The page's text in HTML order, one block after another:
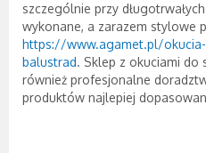
szczególnie przy
wykonane, a zarazem stylowe
https://www.agamet.pl/
balustrad. Sklep z okuciami do
również profesjonalne
produktów najlepiej